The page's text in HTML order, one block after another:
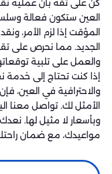
كن على ثقة بأن عملية
العين ستكون فعالة
المؤقت إذا لزم الأمر،
الجديد. مما نحرص على
والعمل على تلبية
إذا كنت تحتاج إلى خدمة
والاحترافية في العين،
الأمثل لك. تواصل معنا
وبأسعار لا مثيل لها.
مواعيدك، مع ضمان